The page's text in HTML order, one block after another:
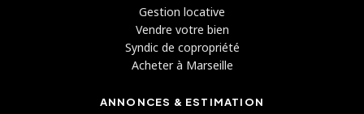
Gestion locative
Vendre votre bien
Syndic de copropriété
Acheter à Marseille
ANNONCES & ESTIMATION